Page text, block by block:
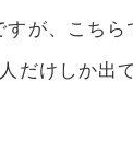
が、こち
けしか